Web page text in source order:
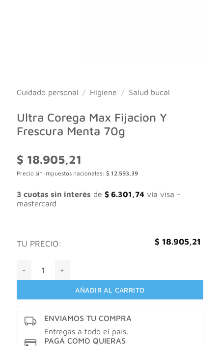
Cuidado personal / Higiene / Salud bucal
Ultra Corega Max Fijacion Y
Frescura Menta 70g
$ 18.905,21
Precio sin impuestos nacionales: $ 12.593,39
3 cuotas sin interés de $6.301,74vía visa -
mastercard
TU PRECIO: $ 18.905,21
AÑADIR AL CARRITO
ENVIAMOS TU COMPRA
Entregas a todo el país.
PAGÁ COMO QUIERAS